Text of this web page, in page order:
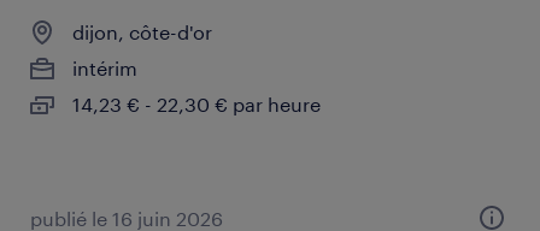
dijon, côte-d'or
intérim
14,23 € - 22,30 € par heure
publié le 16 juin 2026